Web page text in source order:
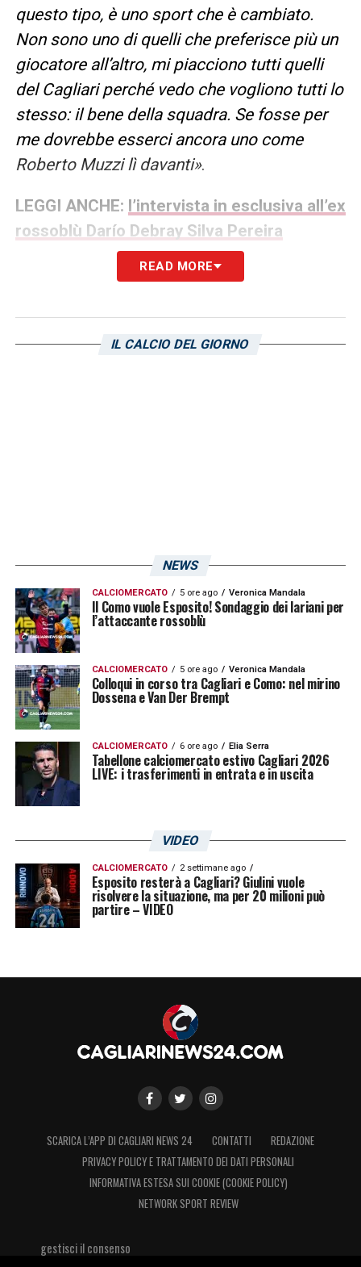
questo tipo, è uno sport che è cambiato.
Non sono uno di quelli che preferisce più un
giocatore all’altro, mi piacciono tutti quelli
del Cagliari perché vedo che vogliono tutti lo
stesso: il bene della squadra. Se fosse per
me dovrebbe esserci ancora uno come
Roberto Muzzi lì davanti».
LEGGI ANCHE: l’intervista in esclusiva all’ex
rossoblù Darío Debray Silva Pereira
LA PLAYLIST DELLE NOSTRE TOP NEWS
READ MORE
IL CALCIO DEL GIORNO
NEWS
CALCIOMERCATO 5 ore ago Veronica Mandala
Il Como vuole Esposito! Sondaggio dei lariani per
l’attaccante rossoblù
CALCIOMERCATO 5 ore ago Veronica Mandala
Colloqui in corso tra Cagliari e Como: nel mirino
Dossena e Van Der Brempt
CALCIOMERCATO 6 ore ago Elia Serra
Tabellone calciomercato estivo Cagliari 2026
LIVE: i trasferimenti in entrata e in uscita
VIDEO
CALCIOMERCATO 2 settimane ago
Esposito resterà a Cagliari? Giulini vuole
risolvere la situazione, ma per 20 milioni può
partire – VIDEO
SCARICA L’APP DI CAGLIARI NEWS 24 CONTATTI
REDAZIONE
PRIVACY POLICY E TRATTAMENTO DEI DATI PERSONALI
INFORMATIVA ESTESA SUI COOKIE (COOKIE POLICY)
NETWORK SPORT REVIEW
gestisci il consenso